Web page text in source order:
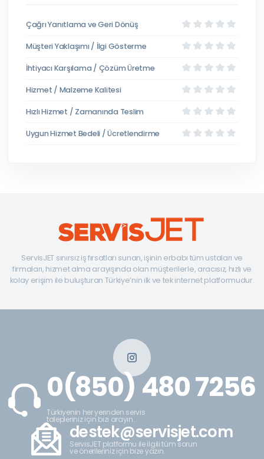
Çağrı Yanıtlama ve Geri Dönüş
Müşteri Yaklaşımı / İlgi Gösterme
İhtiyacı Karşılama / Çözüm Üretme
Hizmet / Malzeme Kalitesi
Hızlı Hizmet / Zamanında Teslim
Uygun Hizmet Bedeli / Ücretlendirme
ServisJET sınırsız iş fırsatları sunan, işinin erbabı tüm ustaları ve
firmaları, hizmet alma arayışında olan müşterilerle, aracısız, hızlı ve
kolay erişim ile buluşturan Türkiye’nin ilk ve tek internet platformudur.
0(850) 480 7256
Türkiyenin her yerinden servis
talepleriniz için bizi arayın.
destek@servisjet.com
ServisJET platformu ile ilgili tüm sorun
ve önerileriniz için bize yazın.